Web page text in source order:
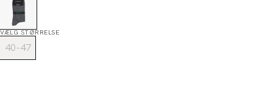
VÆLG STØRRELSE
40-47